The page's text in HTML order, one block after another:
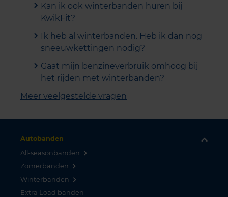
Kan ik ook winterbanden huren bij
KwikFit?
Ik heb al winterbanden. Heb ik dan nog
sneeuwkettingen nodig?
Gaat mijn benzineverbruik omhoog bij
het rijden met winterbanden?
Meer veelgestelde vragen
Autobanden
All-seasonbanden
Zomerbanden
Winterbanden
Extra Load banden